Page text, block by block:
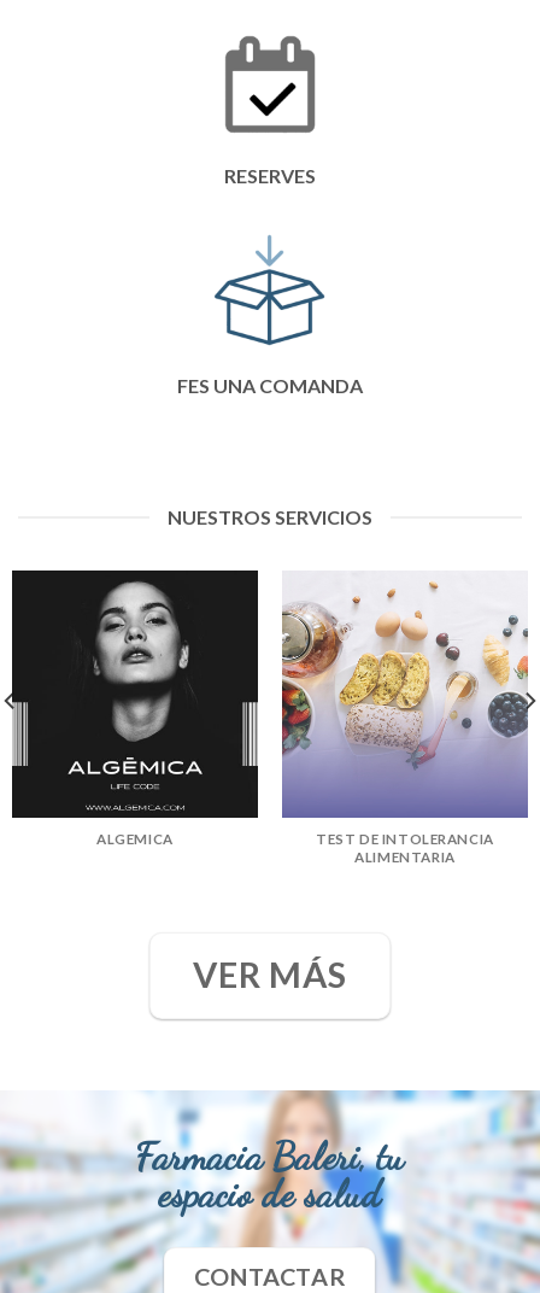
RESERVES
FES UNA COMANDA
NUESTROS SERVICIOS
ALGEMICA
TEST DE INTOLERANCIA
ALIMENTARIA
VER MÁS
Farmacia Baleri, tu
espacio de salud
CONTACTAR